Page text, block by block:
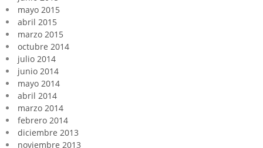
mayo 2015
abril 2015
marzo 2015
octubre 2014
julio 2014
junio 2014
mayo 2014
abril 2014
marzo 2014
febrero 2014
diciembre 2013
noviembre 2013